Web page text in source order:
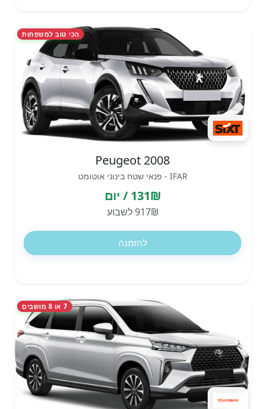
הכי טוב למשפחות
Peugeot 2008
IFAR - פנאי שטח בינוני אוטומט
131₪ / יום
917₪ לשבוע
להזמנה
7 או 8 מושבים